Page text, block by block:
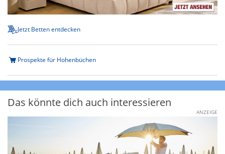
Jetzt Betten entdecken
Prospekte für Hohenbüchen
Das könnte dich auch interessieren
ANZEIGE